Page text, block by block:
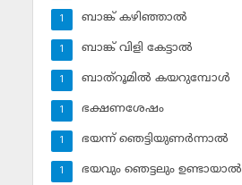
ബാങ്ക് കഴിഞ്ഞാല്‍
1
ബാങ്ക് വിളി കേട്ടാല്‍
1
ബാത്‌റൂമില്‍ കയറുമ്പോള്‍
1
ഭക്ഷണശേഷം
1
ഭയന്ന് ഞെട്ടിയുണര്‍ന്നാല്‍
1
ഭയവും ഞെട്ടലും ഉണ്ടായാല്‍
1